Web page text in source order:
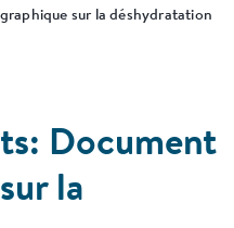
sur la déshydratation
Document
la